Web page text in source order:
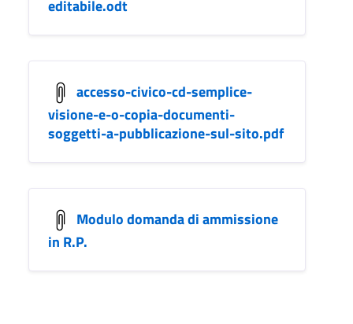
editabile.odt
accesso-civico-cd-semplice-
visione-e-o-copia-documenti-
soggetti-a-pubblicazione-sul-sito.pdf
Modulo domanda di ammissione
in R.P.